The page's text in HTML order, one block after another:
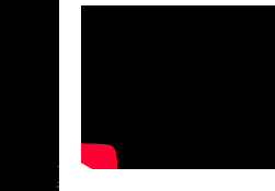
BARDAGE PVC